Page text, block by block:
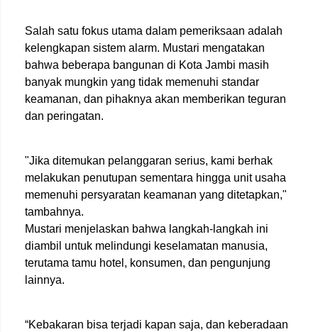
Salah satu fokus utama dalam pemeriksaan adalah
kelengkapan sistem alarm. Mustari mengatakan
bahwa beberapa bangunan di Kota Jambi masih
banyak mungkin yang tidak memenuhi standar
keamanan, dan pihaknya akan memberikan teguran
dan peringatan.
"Jika ditemukan pelanggaran serius, kami berhak
melakukan penutupan sementara hingga unit usaha
memenuhi persyaratan keamanan yang ditetapkan,"
tambahnya.
Mustari menjelaskan bahwa langkah-langkah ini
diambil untuk melindungi keselamatan manusia,
terutama tamu hotel, konsumen, dan pengunjung
lainnya.
“Kebakaran bisa terjadi kapan saja, dan keberadaan